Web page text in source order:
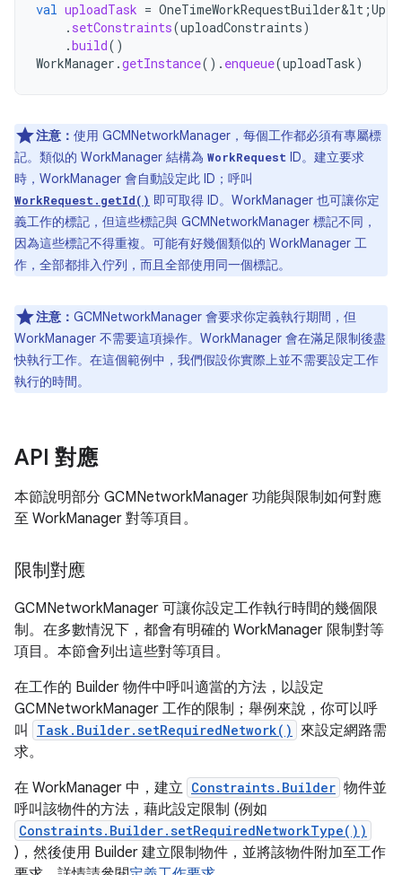
val uploadTask = OneTimeWorkRequestBuilder&lt ;
. setConstraints(uploadConstraints)
.build()
WorkManager .getInstance(). enqueue(uploadTask)
注意： 使用 GCMNetworkManager，每個工作都必須有專屬標
記。類似的 WorkManager 結構為 WorkRequest ID。建立要求
時，WorkManager 會自動設定此 ID；呼叫
WorkRequest.getId() 即可取得 ID。WorkManager 也可讓你定
義工作的標記，但這些標記與 GCMNetworkManager 標記不同，
因為這些標記不得重複。可能有好幾個類似的 WorkManager 工
作，全部都排入佇列，而且全部使用同一個標記。
注意： GCMNetworkManager 會要求你定義執行期間，但
WorkManager 不需要這項操作。WorkManager 會在滿足限制後盡
快執行工作。在這個範例中，我們假設你實際上並不需要設定工作
執行的時間。
API 對應
本節說明部分 GCMNetworkManager 功能與限制如何對應
至 WorkManager 對等項目。
限制對應
GCMNetworkManager 可讓你設定工作執行時間的幾個限
制。在多數情況下，都會有明確的 WorkManager 限制對等
項目。本節會列出這些對等項目。
在工作的 Builder 物件中呼叫適當的方法，以設定
GCMNetworkManager 工作的限制；舉例來說，你可以呼
叫
Task.Builder.setRequiredNetwork() 來設定網路需
求。
在 WorkManager 中，建立 Constraints.Builder 物件並
呼叫該物件的方法，藉此設定限制 (例如
Constraints.Builder.setRequiredNetworkType())
)，然後使用 Builder 建立限制物件，並將該物件附加至工作